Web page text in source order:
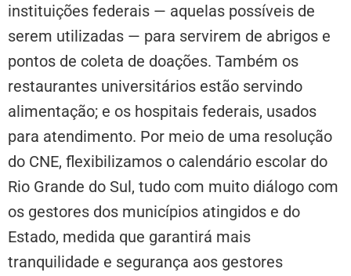
instituições federais — aquelas possíveis de
serem utilizadas — para servirem de abrigos e
pontos de coleta de doações. Também os
restaurantes universitários estão servindo
alimentação; e os hospitais federais, usados
para atendimento. Por meio de uma resolução
do CNE, flexibilizamos o calendário escolar do
Rio Grande do Sul, tudo com muito diálogo com
os gestores dos municípios atingidos e do
Estado, medida que garantirá mais
tranquilidade e segurança aos gestores